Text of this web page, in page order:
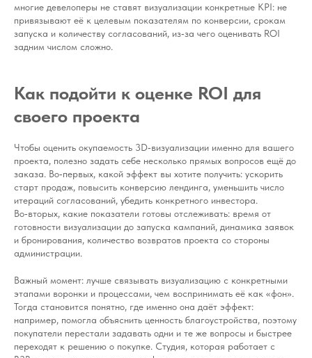
многие девелоперы не ставят визуализации конкретные KPI: не
привязывают её к целевым показателям по конверсии, срокам
запуска и количеству согласований, из‑за чего оценивать ROI
задним числом сложно.
Как подойти к оценке ROI для
своего проекта
Чтобы оценить окупаемость 3D‑визуализации именно для вашего
проекта, полезно задать себе несколько прямых вопросов ещё до
заказа. Во‑первых, какой эффект вы хотите получить: ускорить
старт продаж, повысить конверсию лендинга, уменьшить число
итераций согласований, убедить конкретного инвестора.
Во‑вторых, какие показатели готовы отслеживать: время от
готовности визуализации до запуска кампаний, динамика заявок
и бронирования, количество возвратов проекта со стороны
администрации.
Важный момент: лучше связывать визуализацию с конкретными
этапами воронки и процессами, чем воспринимать её как «фон».
Тогда становится понятно, где именно она даёт эффект:
например, помогла объяснить ценность благоустройства, поэтому
покупатели перестали задавать одни и те же вопросы и быстрее
переходят к решению о покупке. Студия, которая работает с